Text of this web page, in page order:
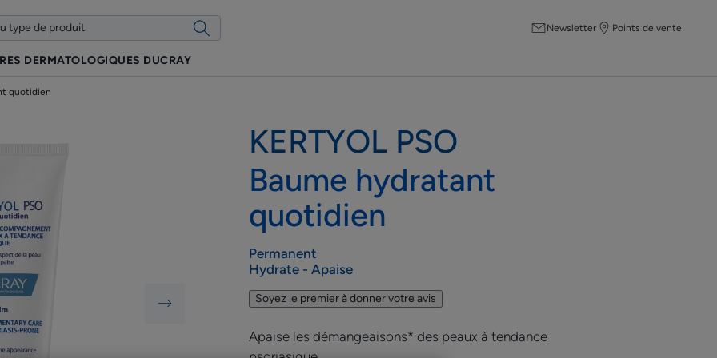
Newsletter Points de vente
DERMATOLOGIQUES DUCRAY
quotidien
KERTYOL PSO
Baume hydratant
quotidien
Permanent
Hydrate - Apaise
Soyez le premier à donner votre avis
Apaise les démangeaisons* des peaux à tendance